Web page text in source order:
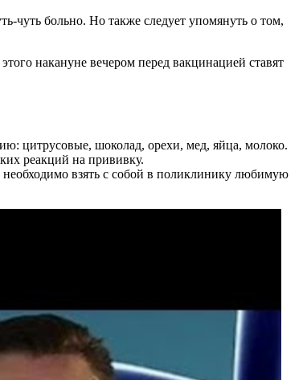
чуть больно. Но также следует упомянуть о том,
накануне вечером перед вакцинацией ставят
цитрусовые, шоколад, орехи, мед, яйца, молоко.
реакций на прививку.
взять с собой в поликлинику любимую